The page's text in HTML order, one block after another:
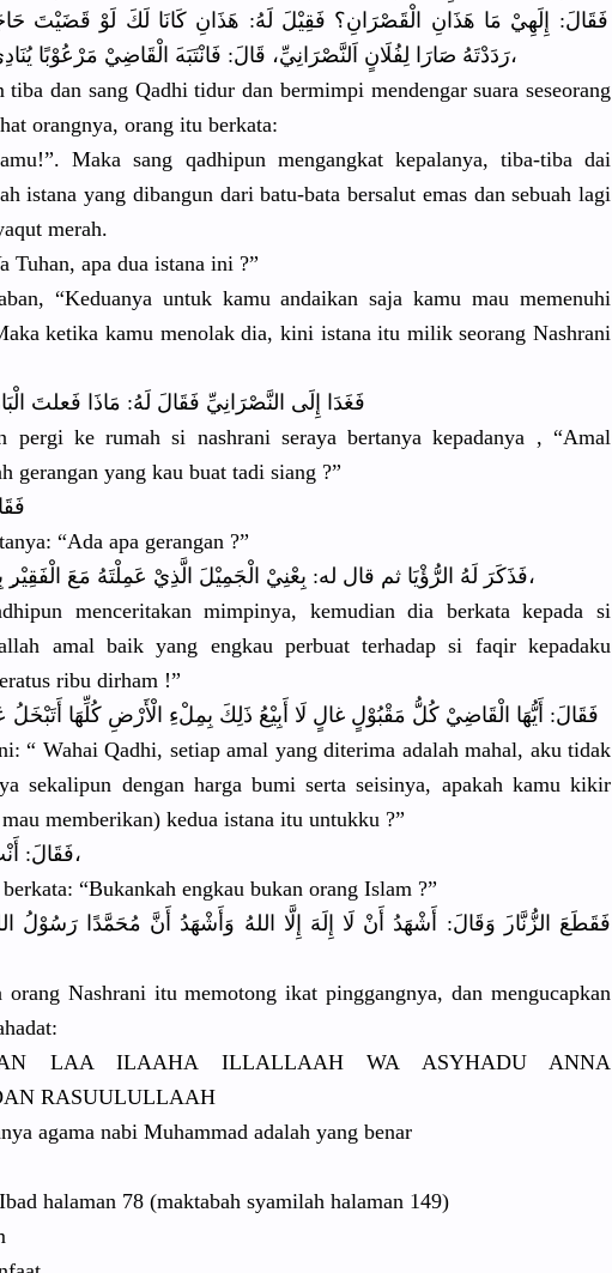
فَقَالَ: إِلَهِيْ مَا هَذَانِ الْقَصْرَا نِ؟ فَقِيْلَ لَهُ: هَذَانِ كَانَا لَكَ لَوْ قَضَيْتَ
رَدَدْتَهُ صَارَا لِفُلَانٍ اَلنَّصْرَ انِيِّ، قَالَ: فَانْتَبَه َ الْقَاضِيْ مَرْعُوْبًا
ْرِ،
dan sang Qadhi tidur dan bermimpi mendengar suara seseorang
orangnya, orang itu berkata:
. Maka sang qadhipun mengangkatkepalanya, tiba-tiba dai
istana yang dibangun dari batu-bata bersalut emas dan sebuah lagi
merah.
Tuhan, apa dua istana ini ?”
“Keduanya untuk kamu andaikan saja kamu mau memenuhi
ketika kamu menolak dia, kini istana itu milik seorang Nashrani
فَغَدَا إِلَى النَّصْرَا نِيِّ فَقَالَ لَهُ: مَاذَا فَعلتَ
pergi ke rumah si nashrani seraya bertanya kepadanya , “Amal
gerangan yang kau buat tadi siang ?”
“Ada apa gerangan ?”
فَذَكَرَ لَهُ الرُّؤْيَا ثم قال له: بِعْنِيْ الْجَمِيْل َ الَّذِيْ عَمِلْتَهُ مَعَ الْفَقِيْر
ِ بِمِائَةِ أَلْفِ دِرْهَمٍ،
menceritakan mimpinya, kemudian dia berkata kepada si
amal baik yang engkau perbuat terhadap si faqir kepadaku
ribu dirham !”
فَقَالَ: أَيُّهَا الْقَاضِيْ كُلُّ مَقْبُوْلٍ غالٍ لَا أَبِيْعُ ذَلِكَ بِمِلْءِ الْأَرْضِ كُلِّهَا أَتَبْخَلُ
“ Wahai Qadhi, setiap amal yang diterima adalah mahal, aku tidak
sekalipun dengan harga bumi serta seisinya, apakah kamu kikir
memberikan) kedua istana itu untukku ?”
فَقَالَ:،
“Bukankah engkau bukan orang Islam ?”
فَقَطَعَ الزُّنَّار َ وَقَالَ: أَشْهَدُ أَنْ لَا إِلَهَ إِلَّا اللهُ وَأَشْهَدُ أَنَّ مُحَمَّدًا
رَسُوْلُ
Nashrani itu memotong ikat pinggangnya, dan mengucapkan
LAA ILAAHA ILLALLAAH WA ASYHADU ANNA
RASUULULLAAH
ya agama nabi Muhammad adalah yang benar
halaman 78 (maktabah syamilah halaman 149)